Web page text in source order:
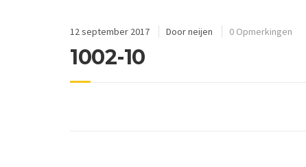
12 september 2017 Doorneijen 0 Opmerkingen
1002-10